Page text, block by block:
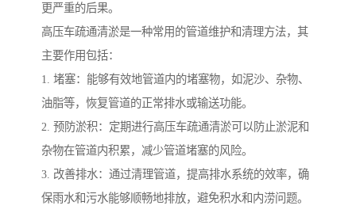
更严重的后果。
高压车疏通清淤是一种常用的管道维护和清理方法，其
主要作用包括：
1. 堵塞：能够有效地管道内的堵塞物，如泥沙、杂物、
油脂等，恢复管道的正常排水或输送功能。
2. 预防淤积：定期进行高压车疏通清淤可以防止淤泥和
杂物在管道内积累，减少管道堵塞的风险。
3. 改善排水：通过清理管道，提高排水系统的效率，确
保雨水和污水能够顺畅地排放，避免积水和内涝问题。